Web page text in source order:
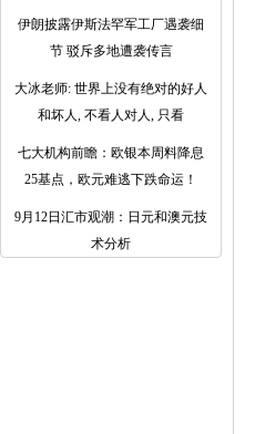
伊朗披露伊斯法罕军工厂遇袭细
节 驳斥多地遭袭传言
大冰老师: 世界上没有绝对的好人
和坏人, 不看人对人, 只看
七大机构前瞻：欧银本周料降息
25基点，欧元难逃下跌命运！
9月12日汇市观潮：日元和澳元技
术分析